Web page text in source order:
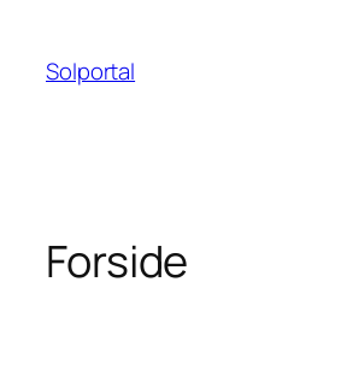
indhold
Solportal
Forside